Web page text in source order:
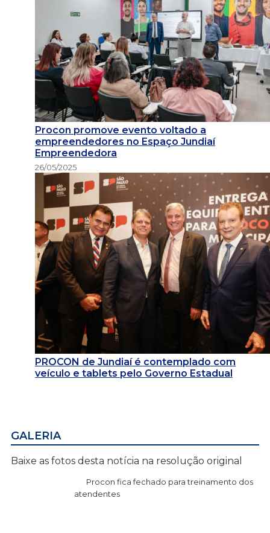
Procon promove evento voltado a
empreendedores no Espaço Jundiaí
Empreendedora
26/05/2025
PROCON de Jundiaí é contemplado com
veículo e tablets pelo Governo Estadual
GALERIA
Baixe as fotos desta notícia na resolução original
Procon fica fechado para treinamento dos
atendentes